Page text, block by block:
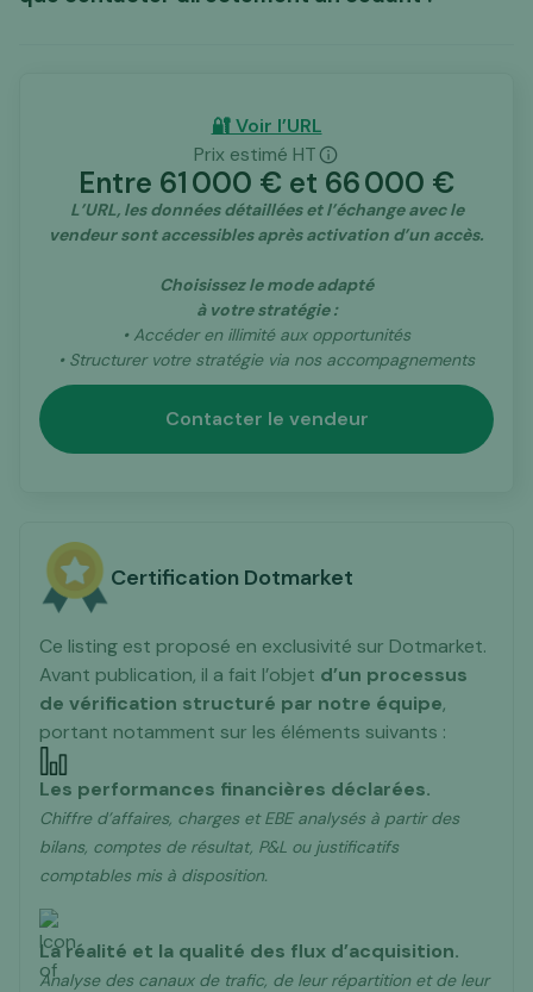
tiers
d’intermédiation spécialisé dans les actifs
digitaux
🔐 Voir l’URL
Prix estimé HT
Entre 61 000 € et 66 000 €
L’URL, les données détaillées et l’échange avec le
vendeur sont accessibles après activation d’un accès.
Choisissez le mode adapté
à votre stratégie :
• Accéder en illimité aux opportunités
• Structurer votre stratégie via nos accompagnements
Contacter le vendeur
Certification Dotmarket
Ce listing est proposé en exclusivité sur Dotmarket.
Avant publication, il a fait l’objet d’un processus
de vérification structuré par notre équipe,
portant notamment sur les éléments suivants :
Les performances financières déclarées.
Chiffre d’affaires, charges et EBE analysés à partir des
bilans, comptes de résultat, P&L ou justificatifs
comptables mis à disposition.
La réalité et la qualité des flux d’acquisition.
Analyse des canaux de trafic, de leur répartition et de leur